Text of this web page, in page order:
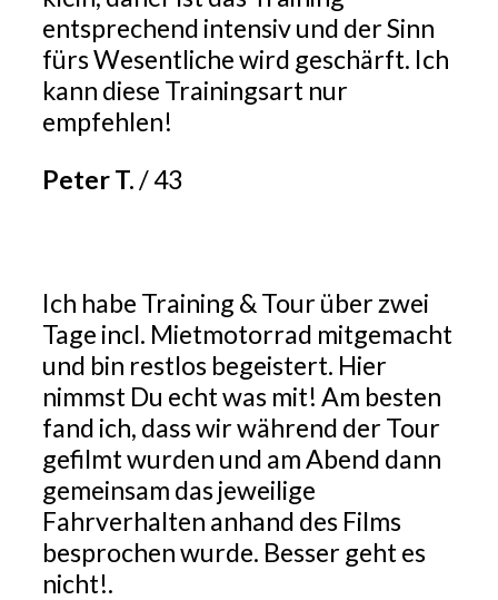
entsprechend intensiv und der Sinn
fürs Wesentliche wird geschärft. Ich
kann diese Trainingsart nur
empfehlen!
Peter T./43
Ich habe Training & Tour über zwei
Tage incl. Mietmotorrad mitgemacht
und bin restlos begeistert. Hier
nimmst Du echt was mit! Am besten
fand ich, dass wir während der Tour
gefilmt wurden und am Abend dann
gemeinsam das jeweilige
Fahrverhalten anhand des Films
besprochen wurde. Besser geht es
nicht!.